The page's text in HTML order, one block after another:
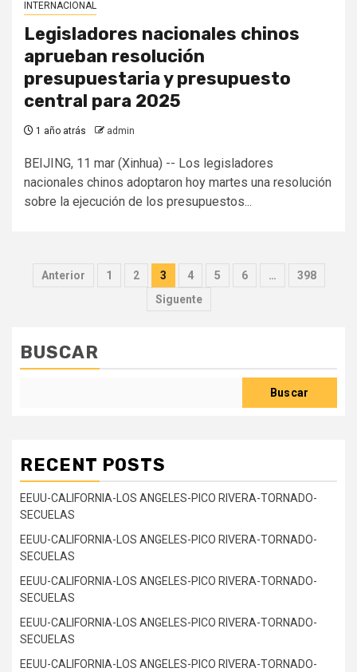
INTERNACIONAL
Legisladores nacionales chinos
aprueban resolución
presupuestaria y presupuesto
central para 2025
1 año atrás admin
BEIJING, 11 mar (Xinhua) -- Los legisladores
nacionales chinos adoptaron hoy martes una resolución
sobre la ejecución de los presupuestos...
Paginación
Anterior 1 2 3 4 5 6 …
398
Siguente
BUSCAR
Buscar
RECENT POSTS
EEUU-CALIFORNIA-LOS ANGELES-PICO RIVERA-TORNADO-
SECUELAS
EEUU-CALIFORNIA-LOS ANGELES-PICO RIVERA-TORNADO-
SECUELAS
EEUU-CALIFORNIA-LOS ANGELES-PICO RIVERA-TORNADO-
SECUELAS
EEUU-CALIFORNIA-LOS ANGELES-PICO RIVERA-TORNADO-
SECUELAS
EEUU-CALIFORNIA-LOS ANGELES-PICO RIVERA-TORNADO-